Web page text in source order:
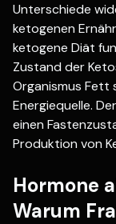
Unterschiede
ketogenen
ketogene Diät
Zustand der
Organismus Fett
Energiequelle.
einen
Produktion von
Hormone
Warum